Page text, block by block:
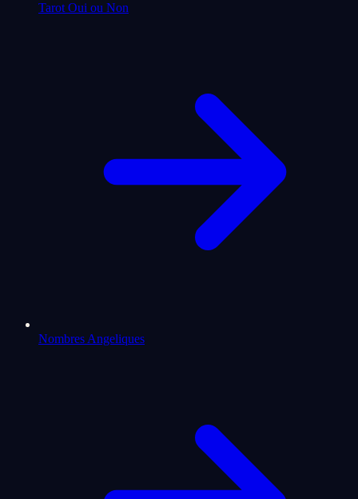
Tarot Oui ou Non
Nombres Angeliques